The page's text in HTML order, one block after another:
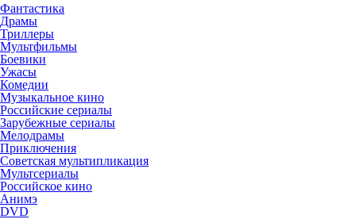
Фантастика
Драмы
Триллеры
Мультфильмы
Боевики
Ужасы
Комедии
Музыкальное кино
Российские сериалы
Зарубежные сериалы
Мелодрамы
Приключения
Советская мультипликация
Мультсериалы
Российское кино
Анимэ
DVD